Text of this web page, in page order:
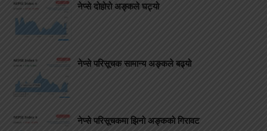
नेप्से दोहोरो अङ्कले घट्यो
नेप्से परिसूचक सामान्य अङ्कले बढ्यो
नेप्से परिसूचकमा झिनो अङ्कको गिरावट